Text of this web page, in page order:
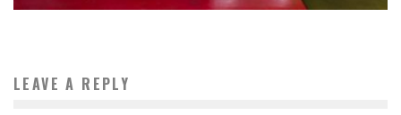
LEAVE A REPLY